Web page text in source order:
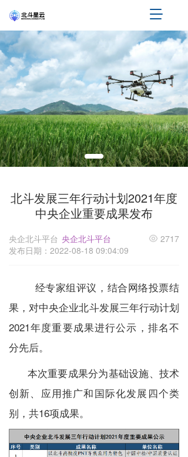
T
g
g
e
n
a
i
g
a
t
i
n
北斗发展三年行动计划2021年度
中央企业重要成果发布
央企北斗平台 央企北斗平台
发布日期：2022-08-18 09:04:09
2717
经专家组评议，结合网络投票结
果，对中央企业北斗发展三年行动计划
2021年度重要成果进行公示，排名不
分先后。
本次重要成果分为基础设施、技术
创新、应用推广和国际化发展四个类
别，共16项成果。